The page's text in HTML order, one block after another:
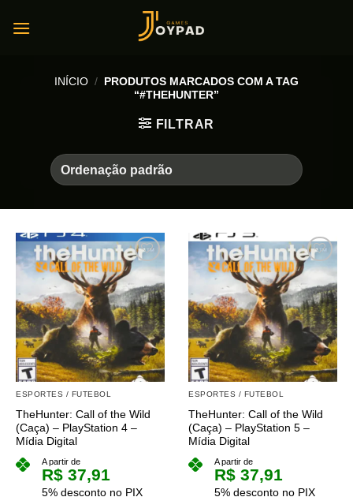
INÍCIO / PRODUTOS MARCADOS COM A TAG
“#THEHUNTER”
FILTRAR
ESPORTES / FUTEBOL
TheHunter: Call of the Wild
(Caça) – PlayStation 4 –
Mídia Digital
A partir de
R$ 37,91
5% desconto no PIX
ESPORTES / FUTEBOL
TheHunter: Call of the Wild
(Caça) – PlayStation 5 –
Mídia Digital
A partir de
R$ 37,91
5% desconto no PIX